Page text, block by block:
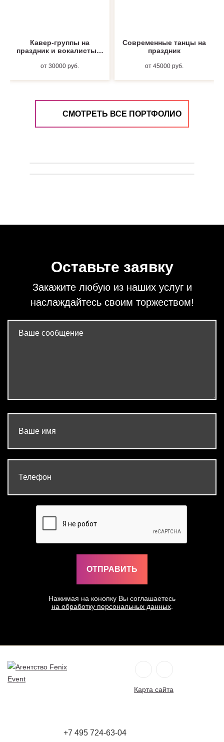
Кавер-группы на
праздник и вокалисты в
от 30000 руб.
Современные танцы на
праздник
от 45000 руб.
СМОТРЕТЬ ВСЕ ПОРТФОЛИО
Оставьте заявку
Закажите любую из наших услуги
наслаждайтесь своим торжеством!
Нажимая на конопку Вы соглашаетесь
на обработку персональных данных.
Карта сайта
+7 495 724-63-04